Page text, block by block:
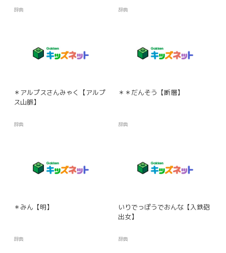
辞典 辞典
＊アルプスさんみゃく【アルプ
ス山脈】
辞典
＊＊だんそう【断層】
辞典
＊みん【明】
辞典
いりでっぽうでおんな【入鉄砲
出女】
辞典